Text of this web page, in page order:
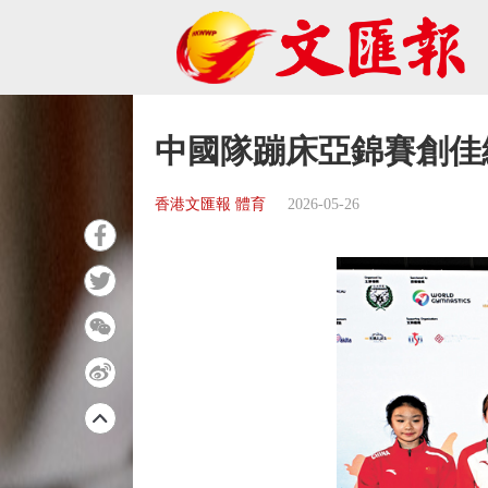
中國隊蹦床亞錦賽創
香港文匯報 體育 2026-05-26